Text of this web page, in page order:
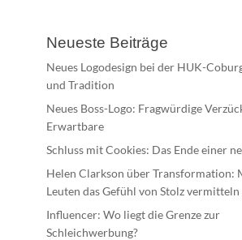
Neueste Beiträge
Neues Logodesign bei der HUK-
und Tradition
Neues Boss-Logo: Fragwürdige
Erwartbare
Schluss mit Cookies: Das Ende einer
Helen Clarkson über Transformation:
Leuten das Gefühl von Stolz vermitteln
Influencer: Wo liegt die Grenze zur
Schleichwerbung?